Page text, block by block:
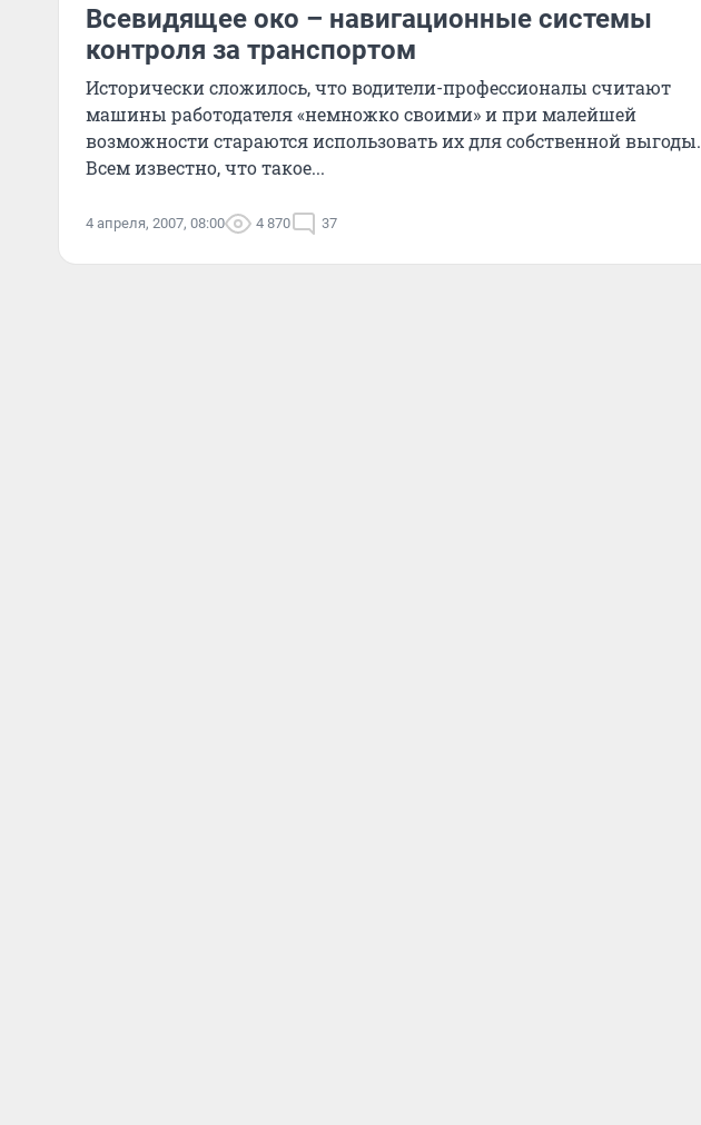
Всевидящее око – навигационные системы
контроля за транспортом
Исторически сложилось, что водители-профессионалы считают
машины работодателя «немножко своими» и при малейшей
возможности стараются использовать их для собственной выгоды.
Всем известно, что такое...
4 апреля, 2007, 08:00 4 870 37